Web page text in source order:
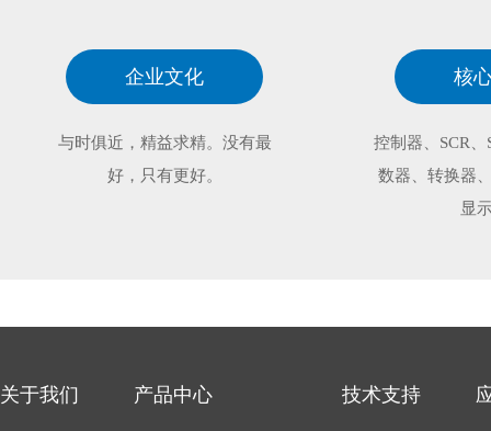
企业文化
与时俱近，精益求精。没有最
好，只有更好。
核
控制器、SCR
数器、转换器
显
关于我们 产品中心 技术支持